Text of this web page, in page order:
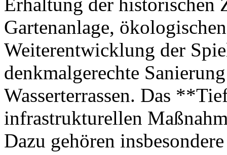
Gartenanlage,
Weiterentwicklung der
denkmalgerechte
Wasserterrassen. Das
infrastrukturellen
Dazu gehören